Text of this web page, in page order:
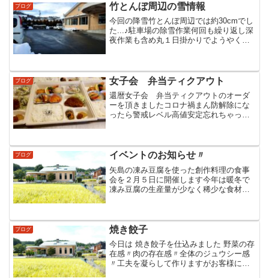
ブログ 竹とんぼ周辺の雪情報
今回の降雪竹とんぼ周辺では約30cmでし
た...♪︎駐車場の除雪作業何回も繰り返し深
夜作業も含め丸１日掛かりでようやく終
ブログ 女子会 弁当ティクアウト
還暦女子会 弁当ティクアウトのオーダ
ーを頂きましたコロナ禍まん防解除にな
ったら警戒レベル高値安定忘れちゃって
ブログ イベントのお知らせ〃
矢島の凍み豆腐を使った創作料理の食事
会を２月５日に開催します今年は暖冬で
凍み豆腐の生産量が少なく稀少な食材で
ブログ 焼き餃子
今日は 焼き餃子を仕込みました 野菜の存
在感〃肉の存在感〃全体のジュウシー感
〃工夫を凝らして作りますがお客様に提